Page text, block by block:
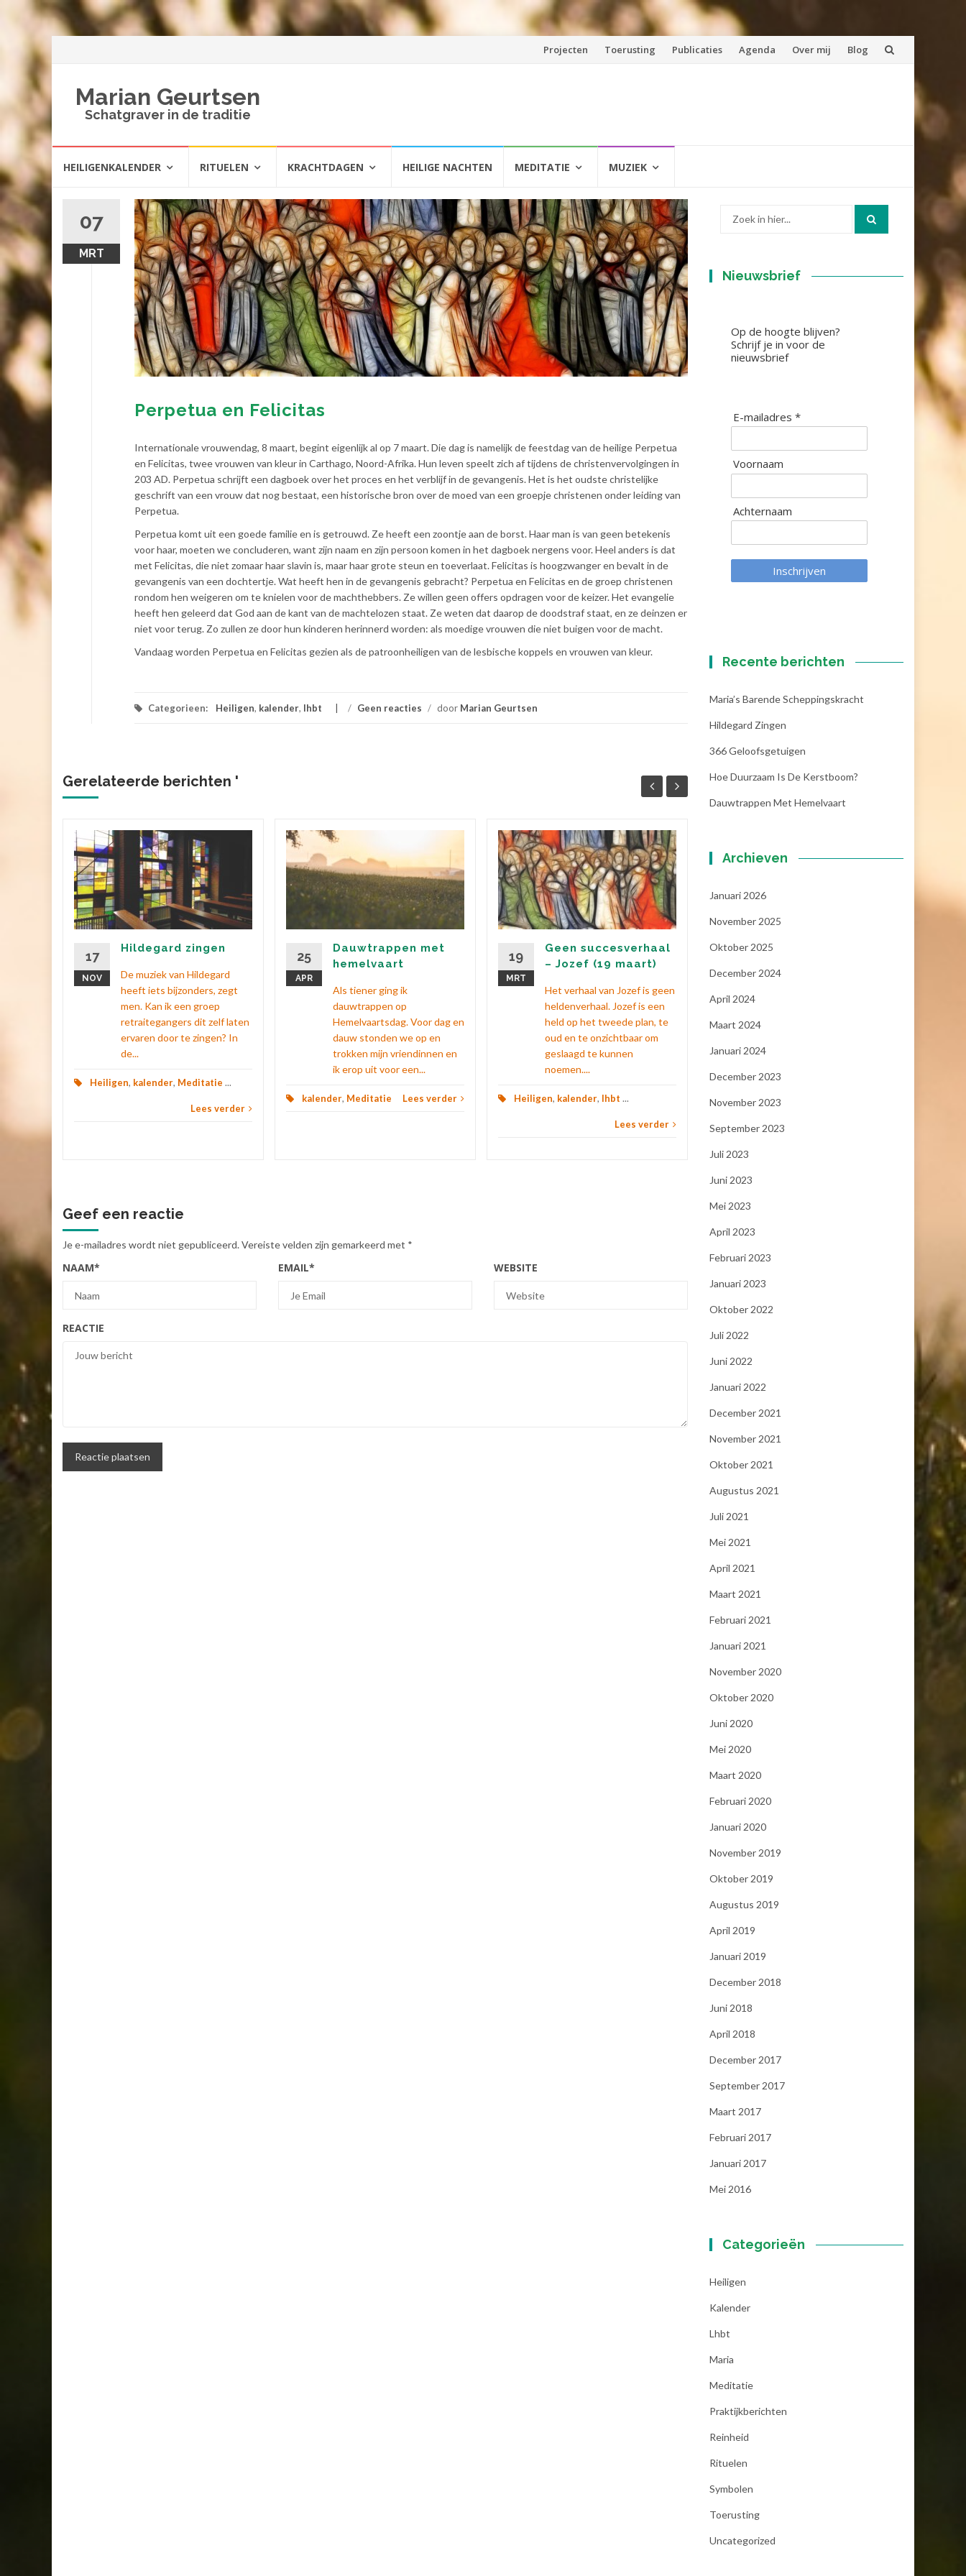
Spring
Projecten Toerusting Publicaties Agenda Over mij Blog
Marian Geurtsen
Schatgraver in de traditie
naarHEILIGENKALENDER RITUELEN KRACHTDAGEN HEILIGE NACHTEN MEDITATIE MUZIEK
07
MRT
Perpetua en Felicitas
Internationale vrouwendag, 8 maart, begint eigenlijk al op 7 maart. Die dag is namelijk de feestdag van de heilige Perpetua
en Felicitas, twee vrouwen van kleur in Carthago, Noord-Afrika. Hun leven speelt zich af tijdens de christenvervolgingen in
203 AD. Perpetua schrijft een dagboek over het proces en het verblijf in de gevangenis. Het is het oudste christelijke
geschrift van een vrouw dat nog bestaat, een historische bron over de moed van een groepje christenen onder leiding van
Perpetua.
Perpetua komt uit een goede familie en is getrouwd. Ze heeft een zoontje aan de borst. Haar man is van geen betekenis
voor haar, moeten we concluderen, want zijn naam en zijn persoon komen in het dagboek nergens voor. Heel anders is dat
met Felicitas, die niet zomaar haar slavin is, maar haar grote steun en toeverlaat. Felicitas is hoogzwanger en bevalt in de
gevangenis van een dochtertje. Wat heeft hen in de gevangenis gebracht? Perpetua en Felicitas en de groep christenen
rondom hen weigeren om te knielen voor de machthebbers. Ze willen geen offers opdragen voor de keizer. Het evangelie
heeft hen geleerd dat God aan de kant van de machtelozen staat. Ze weten dat daarop de doodstraf staat, en ze deinzen er
niet voor terug. Zo zullen ze door hun kinderen herinnerd worden: als moedige vrouwen die niet buigen voor de macht.
Vandaag worden Perpetua en Felicitas gezien als de patroonheiligen van de lesbische koppels en vrouwen van kleur.
Categorieen: Heiligen, kalender, lhbt / Geen reacties / door Marian Geurtsen
Gerelateerde berichten '
17
NOV
Hildegard zingen
De muziek van Hildegard
heeft iets bijzonders, zegt
men. Kan ik een groep
retraitegangers dit zelf laten
ervaren door te zingen? In
de...
Heiligen, kalender, Meditatie ...
Lees verder
25
APR
Dauwtrappen met
hemelvaart
Als tiener ging ik
dauwtrappen op
Hemelvaartsdag. Voor dag en
dauw stonden we op en
trokken mijn vriendinnen en
ik erop uit voor een...
kalender, Meditatie Lees verder
19
MRT
Geen succesverhaal
– Jozef (19 maart)
Het verhaal van Jozef is geen
heldenverhaal. Jozef is een
held op het tweede plan, te
oud en te onzichtbaar om
geslaagd te kunnen
noemen....
Heiligen, kalender, lhbt ...
Lees verder
13
komt brengen: Lucia
een stadje op Sicilië. Haar
genoemd: kind van het licht.
Eens wanneer haar moeder...
Heiligen
Geef een reactie
Je e-mailadres wordt niet gepubliceerd.Vereiste velden zijn gemarkeerd met *
NAAM* EMAIL* WEBSITE
REACTIE
Nieuwsbrief
Op de hoogte blijven?
Schrijf je in voor de
nieuwsbrief
E-mailadres *
Voornaam
Achternaam
Inschrijven
Recente berichten
Maria’s Barende Scheppingskracht
Hildegard Zingen
366 Geloofsgetuigen
Hoe Duurzaam Is De Kerstboom?
Dauwtrappen Met Hemelvaart
Archieven
Januari 2026
November 2025
Oktober 2025
December 2024
April 2024
Maart 2024
Januari 2024
December 2023
November 2023
September 2023
Juli 2023
Juni 2023
Mei 2023
April 2023
Februari 2023
Januari 2023
Oktober 2022
Juli 2022
Juni 2022
Januari 2022
December 2021
November 2021
Oktober 2021
Augustus 2021
Juli 2021
Mei 2021
April 2021
Maart 2021
Februari 2021
Januari 2021
November 2020
Oktober 2020
Juni 2020
Mei 2020
Maart 2020
Februari 2020
Januari 2020
November 2019
Oktober 2019
Augustus 2019
April 2019
Januari 2019
December 2018
Juni 2018
April 2018
December 2017
September 2017
Maart 2017
Februari 2017
Januari 2017
Mei 2016
Categorieën
Heiligen
Kalender
Lhbt
Maria
Meditatie
Praktijkberichten
Reinheid
Rituelen
Symbolen
Toerusting
Uncategorized